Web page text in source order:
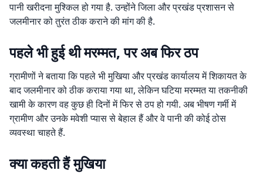
पानी खरीदना मुश्किल हो गया है. उन्होंने जिला और प्रखंड प्रशासन से
जलमीनार को तुरंत ठीक कराने की मांग की है.
पहले भी हुई थी मरम्मत, पर अब फिर ठप
ग्रामीणों ने बताया कि पहले भी मुखिया और प्रखंड कार्यालय में शिकायत के
बाद जलमीनार को ठीक कराया गया था, लेकिन घटिया मरम्मत या तकनीकी
खामी के कारण वह कुछ ही दिनों में फिर से ठप हो गयी. अब भीषण गर्मी में
ग्रामीण और उनके मवेशी प्यास से बेहाल हैं और वे पानी की कोई ठोस
व्यवस्था चाहते हैं.
क्या कहती हैं मुखिया